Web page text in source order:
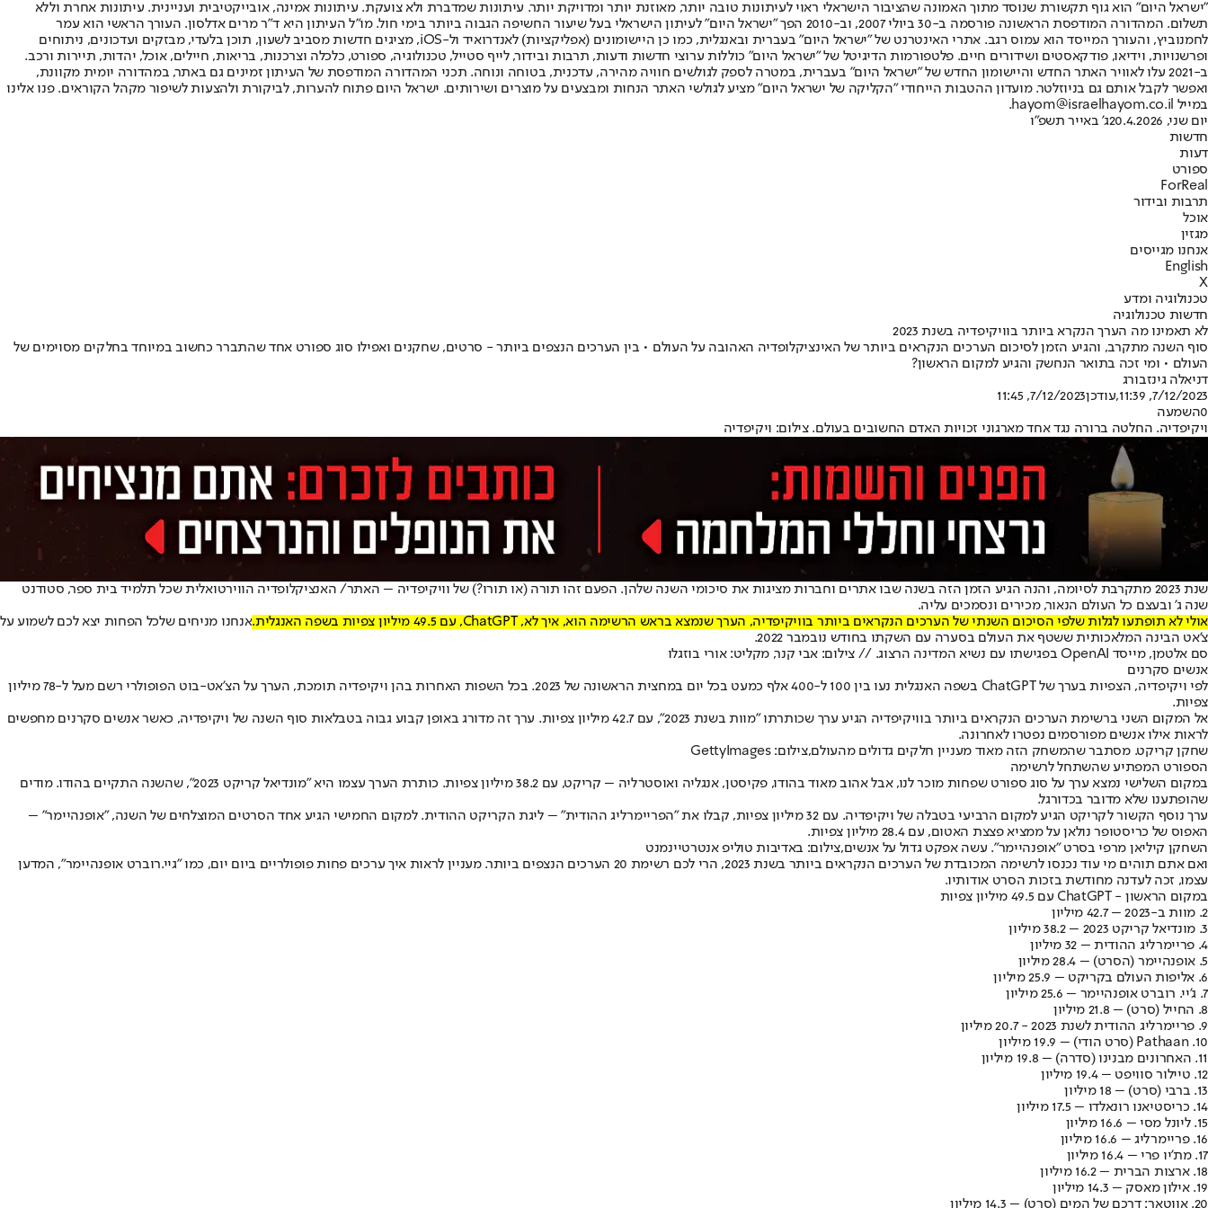
"ישראל היום" הוא גוף תקשורת שנוסד מתוך האמונה שהציבור הישראלי ראוי לעיתונות טובה יותר, מאוזנת יותר ומדויקת יותר. עיתונות שמדברת ולא צועקת. עיתונות אמינה, אובייקטיבית ועניינית. עיתונות אחרת וללא
תשלום. המהדורה המודפסת הראשונה פורסמה ב-30 ביולי 2007, וב-2010 הפך "ישראל היום" לעיתון הישראלי בעל שיעור החשיפה הגבוה ביותר בימי חול. מו"ל העיתון היא ד"ר מרים אדלסון. העורך הראשי הוא עמר
לחמנוביץ, והעורך המייסד הוא עמוס רגב. אתרי האינטרנט של "ישראל היום" בעברית ובאנגלית, כמו כן היישומונים (אפליקציות) לאנדרואיד ול-iOS, מציגים חדשות מסביב לשעון, תוכן בלעדי, מבזקים ועדכונים, ניתוחים
ופרשנויות, וידיאו, פודקאסטים ושידורים חיים. פלטפורמות הדיגיטל של "ישראל היום" כוללות ערוצי חדשות ודעות, תרבות ובידור, לייף סטייל, טכנולוגיה, ספורט, כלכלה וצרכנות, בריאות, חיילים, אוכל, יהדות, תיירות ורכב.
ב-2021 עלו לאוויר האתר החדש והיישומון החדש של "ישראל היום" בעברית, במטרה לספק לגולשים חוויה מהירה, עדכנית, בטוחה ונוחה. תכני המהדורה המודפסת של העיתון זמינים גם באתר, במהדורה יומית מקוונת,
ואפשר לקבל אותם גם בניוזלטר. מועדון ההטבות הייחודי "הקליקה של ישראל היום" מציע לגולשי האתר הנחות ומבצעים על מוצרים ושירותים. ישראל היום פתוח להערות, לביקורת ולהצעות לשיפור מקהל הקוראים. פנו אלינו
במייל hayom@israelhayom.co.il.
יום שני, 20.4.2026
ג' באייר תשפ"ו
חדשות
דעות
ספורט
ForReal
תרבות ובידור
אוכל
מגזין
אנחנו מגייסים
English
X
טכנולוגיה ומדע
חדשות טכנולוגיה
לא תאמינו מה הערך הנקרא ביותר בוויקיפדיה בשנת 2023
סוף השנה מתקרב, והגיע הזמן לסיכום הערכים הנקראים ביותר של האינציקלופדיה האהובה על העולם • בין הערכים הנצפים ביותר - סרטים, שחקנים ואפילו סוג ספורט אחד שהתברר כחשוב במיוחד בחלקים מסוימים של
העולם • ומי זכה בתואר הנחשק והגיע למקום הראשון?
דניאלה גינזבורג
7/12/2023, 11:39
,עודכן7/12/2023, 11:45
0השמעה
ויקיפדיה. החלטה ברורה נגד אחד מארגוני זכויות האדם החשובים בעולם. צילום: ויקיפדיה
שנת 2023 מתקרבת לסיומה, והנה הגיע הזמן הזה בשנה שבו אתרים וחברות מציגות את סיכומי השנה שלהן. הפעם זהו תורה (או תורו?) של וויקיפדיה – האתר/ האנציקלופדיה הווירטואלית שכל תלמיד בית ספר, סטודנט
שנה ג' ובעצם כל העולם הנאור, מכירים ונסמכים עליה.
אולי לא תופתעו לגלות שלפי הסיכום השנתי של הערכים הנקראים ביותר בוויקיפדיה, הערך שנמצא בראש הרשימה הוא, איך לא, ChatGPT, עם 49.5 מיליון צפיות בשפה האנגלית.
אנחנו מניחים שלכל הפחות יצא לכם לשמוע על
צ'אט הבינה המלאכותית ששטף את העולם בסערה עם השקתו בחודש נובמבר 2022.
סם אלטמן, מייסד OpenAI בפגישתו עם נשיא המדינה הרצוג. // צילום: אבי קנר, מקליט: אורי בוזגלו
אנשים סקרנים
לפי ויקיפדיה, הצפיות בערך של ChatGPT בשפה האנגלית נעו בין 100 ל-400 אלף כמעט בכל יום במחצית הראשונה של 2023. בכל השפות האחרות בהן ויקיפדיה תומכת, הערך על הצ'אט-בוט הפופולרי רשם מעל ל-78 מיליון
צפיות.
אל המקום השני ברשימת הערכים הנקראים ביותר בוויקיפדיה הגיע ערך שכותרתו "מוות בשנת 2023", עם 42.7 מיליון צפיות. ערך זה מדורג באופן קבוע גבוה בטבלאות סוף השנה של ויקיפדיה, כאשר אנשים סקרנים מחפשים
לראות אילו אנשים מפורסמים נפטרו לאחרונה.
שחקן קריקט. מסתבר שהמשחק הזה מאוד מעניין חלקים גדולים מהעולם,צילום: GettyImages
הספורט המפתיע שהשתחל לרשימה
במקום השלישי נמצא ערך על סוג ספורט שפחות מוכר לנו, אבל אהוב מאוד בהודו, פקיסטן, אנגליה ואוסטרליה – קריקט, עם 38.2 מיליון צפיות. כותרת הערך עצמו היא "מונדיאל קריקט 2023", שהשנה התקיים בהודו. מודים
שהופתענו שלא מדובר בכדורגל.
ערך נוסף הקשור לקריקט הגיע למקום הרביעי בטבלה של ויקיפדיה. עם 32 מיליון צפיות, קבלו את "הפריימרליג ההודית" – ליגת הקריקט ההודית. למקום החמישי הגיע אחד הסרטים המוצלחים של השנה, "אופנהיימר" –
האפוס של כריסטופר נולאן על ממציא פצצת האטום, עם 28.4 מיליון צפיות.
השחקן קיליאן מרפי בסרט "אופנהיימר". עשה אפקט גדול על אנשים,צילום: באדיבות טוליפ אנטרטיינמנט
ואם אתם תוהים מי עוד נכנסו לרשימה המכובדת של הערכים הנקראים ביותר בשנת 2023, הרי לכם רשימת 20 הערכים הנצפים ביותר. מעניין לראות איך ערכים פחות פופולריים ביום יום, כמו "גיי.רוברט אופנהיימר", המדען
עצמו, זכה לעדנה מחודשת בזכות הסרט אודותיו.
במקום הראשון - ChatGPT עם 49.5 מיליון צפיות
2. מוות ב-2023 – 42.7 מיליון
3. מונדיאל קריקט 2023 – 38.2 מיליון
4. פריימרליג ההודית – 32 מיליון
5. אופנהיימר (הסרט) – 28.4 מיליון
6. אליפות העולם בקריקט – 25.9 מיליון
7. ג'יי. רוברט אופנהיימר – 25.6 מיליון
8. החייל (סרט) – 21.8 מיליון
9. פריימרליג ההודית לשנת 2023 - 20.7 מיליון
10. Pathaan (סרט הודי) – 19.9 מיליון
11. האחרונים מבנינו (סדרה) – 19.8 מיליון
12. טיילור סוויפט – 19.4 מיליון
13. ברבי (סרט) – 18 מיליון
14. כריסטיאנו רונאלדו – 17.5 מיליון
15. ליונל מסי – 16.6 מיליון
16. פריימרליג – 16.6 מיליון
17. מת'יו פרי – 16.4 מיליון
18. ארצות הברית – 16.2 מיליון
19. אילון מאסק – 14.3 מיליון
20. אווטאר: דרכם של המים (סרט) – 14.3 מיליון